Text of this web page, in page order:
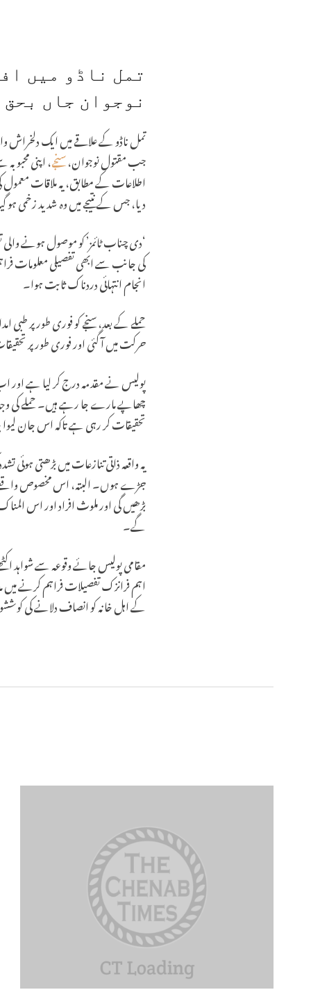
تمل ناڈو میں
نوجوان جاں بحق
جب مقتول نوجوان،سنجے، اپنی
اطلاعات کے مطابق، یہ ملاقات معمول
دیا، جس کے نتیجے میں وہ شدید زخمی ہو
‘دی چناب ٹائمز’ کو موصول ہونے
کی جانب سے ابھی تفصیلی معلومات
انجام انتہائی دردناک ثابت ہوا۔
حملے کے بعد، سنجے کو فوری طور پر طبی
حرکت میں آ گئی اور فوری طور پر
پولیس نے مقدمہ درج کر لیا ہے اور
چھاپے مارے جا رہے ہیں۔ حملے کی
تحقیقات کر رہی ہے تاکہ اس جان لیوا
یہ واقعہ ذاتی تنازعات میں بڑھتی
جڑے ہوں۔ البتہ، اس مخصوص واقعے
بڑھیں گی اور ملوث افراد اور اس
گے۔
مقامی پولیس جائے وقوعہ سے شواہد
اہم فرانزک تفصیلات فراہم کرنے
کے اہل خانہ کو انصاف دلانے کی